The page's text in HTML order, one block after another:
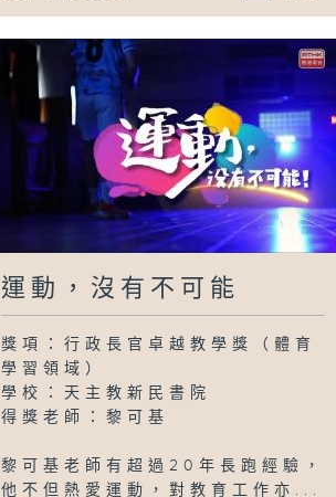
運動，沒有不可能
獎項：行政長官卓越教學獎（體育
學習領域）
學校：天主教新民書院
得獎老師：黎可基
黎可基老師有超過20年長跑經驗，
他不但熱愛運動，對教育工作亦...